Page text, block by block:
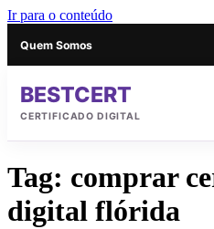
Ir para o conteúdo
Quem Somos
BESTCERT
CERTIFICADO DIGITAL
Tag: comprar
digital flórida